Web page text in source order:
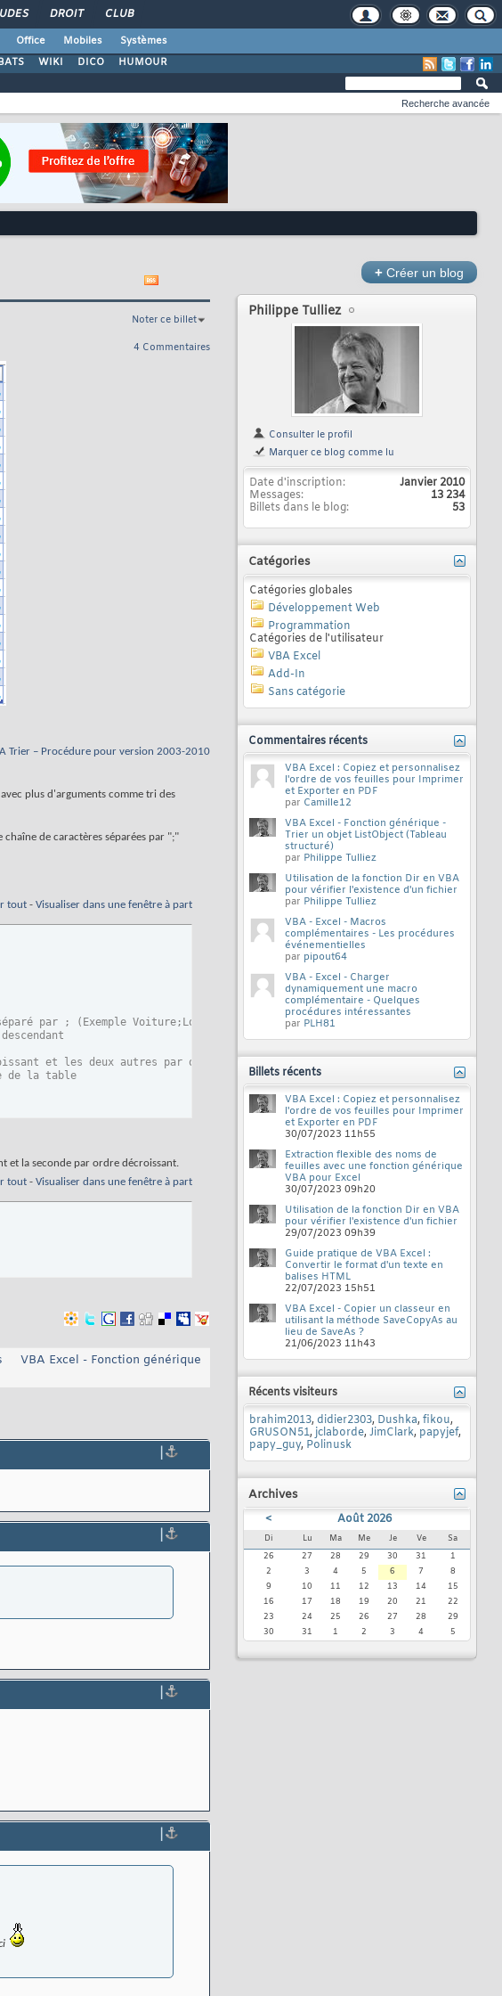
DROIT CLUB
Office Mobiles
Systèmes
WIKI DICO HUMOUR
Recherche avancée
Noter ce billet
4 Commentaires
Trier – Procédure pour version 2003-2010
plus d'arguments comme tri des
de caractères séparées par ";"
tout - Visualiser dans une fenêtre à part
par ; (Exemple Voiture;Logement;3)
et les deux autres par ordre décroisant
la table
la première colonne)
et la seconde par ordre décroissant.
tout - Visualiser dans une fenêtre à part
VBA Excel - Fonction générique
+ Créer un blog
Philippe Tulliez
Consulter le profil
Marquer ce blog comme lu
Date d'inscription
Janvier 2010
Messages
13 234
Billets dans le blog
53
Catégories
Catégories globales
Développement Web
Programmation
Catégories de l'utilisateur
VBA Excel
Add-In
Sans catégorie
Commentaires récents
VBA Excel : Copiez et personnalisez
l'ordre de vos feuilles pour Imprimer
et Exporter en PDF
par Camille12
VBA Excel - Fonction générique -
Trier un objet ListObject (Tableau
structuré)
par Philippe Tulliez
Utilisation de la fonction Dir en VBA
pour vérifier l'existence d'un fichier
par Philippe Tulliez
VBA - Excel - Macros
complémentaires - Les procédures
événementielles
par pipout64
VBA - Excel - Charger
dynamiquement une macro
complémentaire - Quelques
procédures intéressantes
par PLH81
Billets récents
VBA Excel : Copiez et personnalisez
l'ordre de vos feuilles pour Imprimer
et Exporter en PDF
30/07/2023 11h55
Extraction flexible des noms de
feuilles avec une fonction générique
VBA pour Excel
30/07/2023 09h20
Utilisation de la fonction Dir en VBA
pour vérifier l'existence d'un fichier
29/07/2023 09h39
Guide pratique de VBA Excel :
Convertir le format d'un texte en
balises HTML
22/07/2023 15h51
VBA Excel - Copier un classeur en
utilisant la méthode SaveCopyAs au
lieu de SaveAs ?
21/06/2023 11h43
Récents visiteurs
brahim2013, didier2303, Dushka, fikou,
GRUSON51, jclaborde, JimClark, papyjef,
papy_guy, Polinusk
Archives
< Août 2026
Di Lu Ma Me Je Ve
Sa
26
27 28 29 30 31
1
2
3 4 5 6 7
8
9
10 11 12 13 14
15
16
17 18 19 20 21
22
23
24 25 26 27 28
29
30
31 1 2 3 4 5